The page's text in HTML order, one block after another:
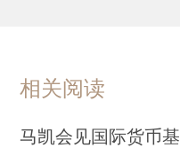
相关阅读
马凯会见国际货币